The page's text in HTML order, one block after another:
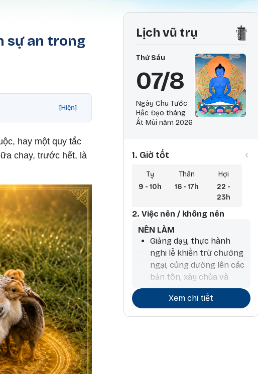
sự an trong
[Hiện]
hay một quy tắc
chay, trước hết, là
Lịch vũ trụ
Thứ Sáu
07/8
Ngày Chu Tước
Hắc Đạo tháng
Ất Mùi năm 2026
1. Giờ tốt ‹
Tỵ
9 - 10h
Thân
16 - 17h
Hợi
22 -
23h
2. Việc nên / không nên
NÊN LÀM
Giảng dạy, thực hành
nghi lễ khiển trừ chướng
ngại, cúng dường lên các
bản tôn, xây chùa và
Bảo tháp
Tiến hành hoạt động
thương mại và ký kết
Xem chi tiết